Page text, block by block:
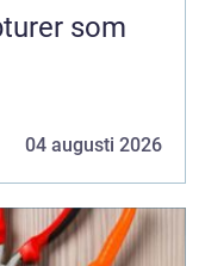
04 augusti 2026